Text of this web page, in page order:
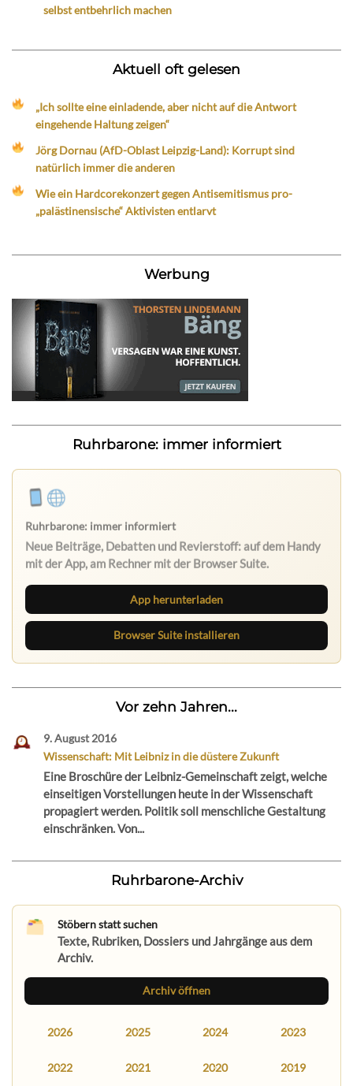
selbst entbehrlich machen
Aktuell oft gelesen
„Ich sollte eine einladende, aber nicht auf die Antwort
eingehende Haltung zeigen“
Jörg Dornau (AfD-Oblast Leipzig-Land): Korrupt sind
natürlich immer die anderen
Wie ein Hardcorekonzert gegen Antisemitismus pro-
„palästinensische“ Aktivisten entlarvt
Werbung
Ruhrbarone: immer informiert
Ruhrbarone: immer informiert
Neue Beiträge, Debatten und Revierstoff: auf dem Handy
mit der App, am Rechner mit der Browser Suite.
App herunterladen
Browser Suite installieren
Vor zehn Jahren...
9. August 2016
Wissenschaft: Mit Leibniz in die düstere Zukunft
Eine Broschüre der Leibniz-Gemeinschaft zeigt, welche
einseitigen Vorstellungen heute in der Wissenschaft
propagiert werden. Politik soll menschliche Gestaltung
einschränken. Von...
Ruhrbarone-Archiv
Stöbern statt suchen
Texte, Rubriken, Dossiers und Jahrgänge aus dem
Archiv.
Archiv öffnen
2026 2025 2024 2023
2022 2021 2020 2019